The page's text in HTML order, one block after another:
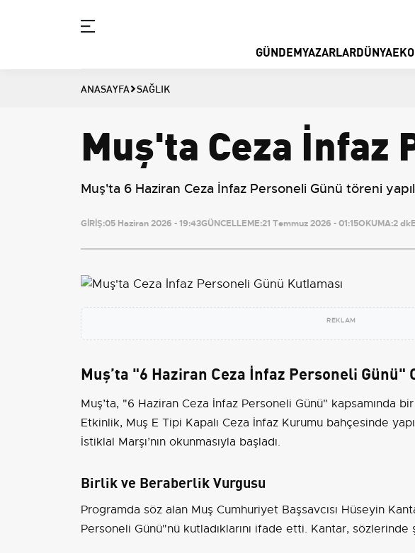
GÜNDEMYAZARLARDÜNYA
ANASAYFA SAĞLIK
Muş'ta Ceza İnfaz
Muş'ta 6 Haziran Ceza İnfaz Personeli Günü töreni
GİRİŞ:05 Haziran 2026 - 19:43GÜNCELLEME:21 Temmuz 2026 - 01:15OKUMA:2 dk
REKLAM
Muş’ta "6 Haziran Ceza İnfaz Personeli Günü"
Muş’ta, "6 Haziran Ceza İnfaz Personeli Günü" kapsamında
Etkinlik, Muş E Tipi Kapalı Ceza İnfaz Kurumu bahçesinde
İstiklal Marşı’nın okunmasıyla başladı.
Birlik ve Beraberlik Vurgusu
Programda söz alan Muş Cumhuriyet Başsavcısı Hüseyin
Personeli Günü"nü kutladıklarını ifade etti. Kantar, sözlerinde